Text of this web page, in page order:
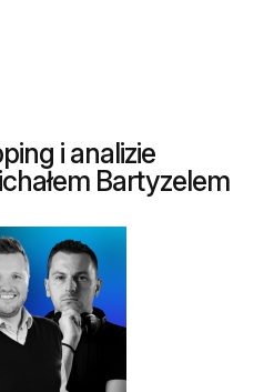
i analizie
Bartyzelem